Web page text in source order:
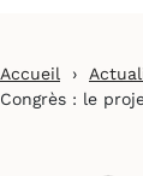
Accueil ›
Congrès : le